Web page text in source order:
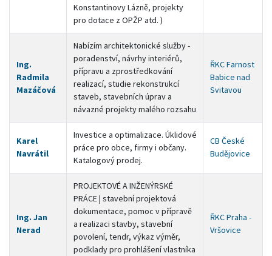
Konstantinovy Lázně, projekty
pro dotace z OPŽP atd. )
Ing.
Radmila
Mazáčová
Nabízím architektonické služby -
poradenství, návrhy interiérů,
přípravu a zprostředkování
realizací, studie rekonstrukcí
staveb, stavebních úprav a
návazné projekty malého rozsahu
ŘKC Farnost
Babice nad
Svitavou
Karel
Navrátil
Investice a optimalizace. Úklidové
práce pro obce, firmy i občany.
Katalogový prodej.
CB České
Budějovice
Ing. Jan
Nerad
PROJEKTOVÉ A INŽENÝRSKÉ
PRÁCE | stavební projektová
dokumentace, pomoc v přípravě
a realizaci stavby, stavební
povolení, tendr, výkaz výměr,
podklady pro prohlášení vlastníka
ŘKC Praha -
Vršovice